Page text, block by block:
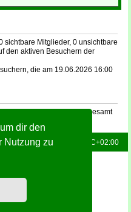
dir den
Nutzung zu
sichtbare Mitglieder, 0 unsichtbare
den aktiven Besuchern der
die am 19.06.2026 16:00
16• Mitglieder insgesamt
Alle Zeiten sind UTC+02:00
Limited